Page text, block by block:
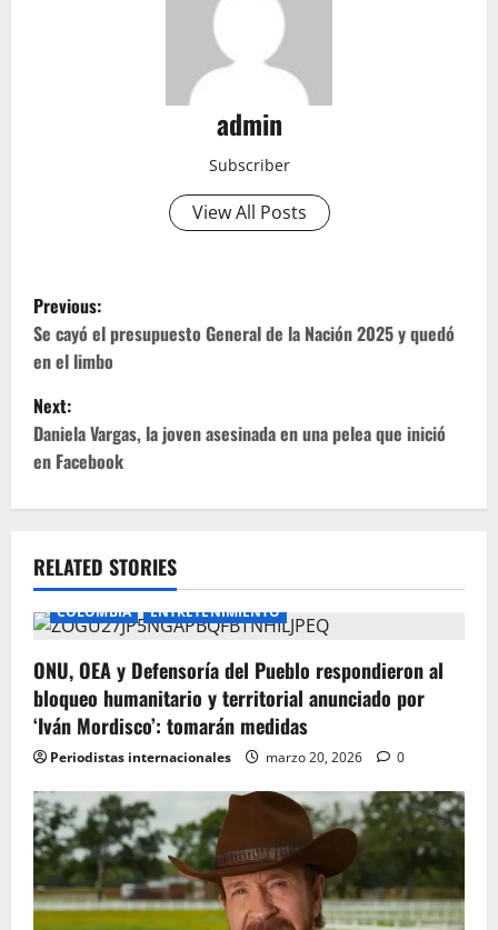
admin
Subscriber
View All Posts
P
o
s
t
n
v
i
g
a
t
i
o
n
Previous:
Se cayó el presupuesto General de la Nación 2025 y quedó
en el limbo
Next:
Daniela Vargas, la joven asesinada en una pelea que inició
en Facebook
RELATED STORIES
COLOMBIA ENTRETENIMIENTO
ONU, OEA y Defensoría del Pueblo respondieron al
bloqueo humanitario y territorial anunciado por
‘Iván Mordisco’: tomarán medidas
Periodistas internacionales marzo 20, 2026 0